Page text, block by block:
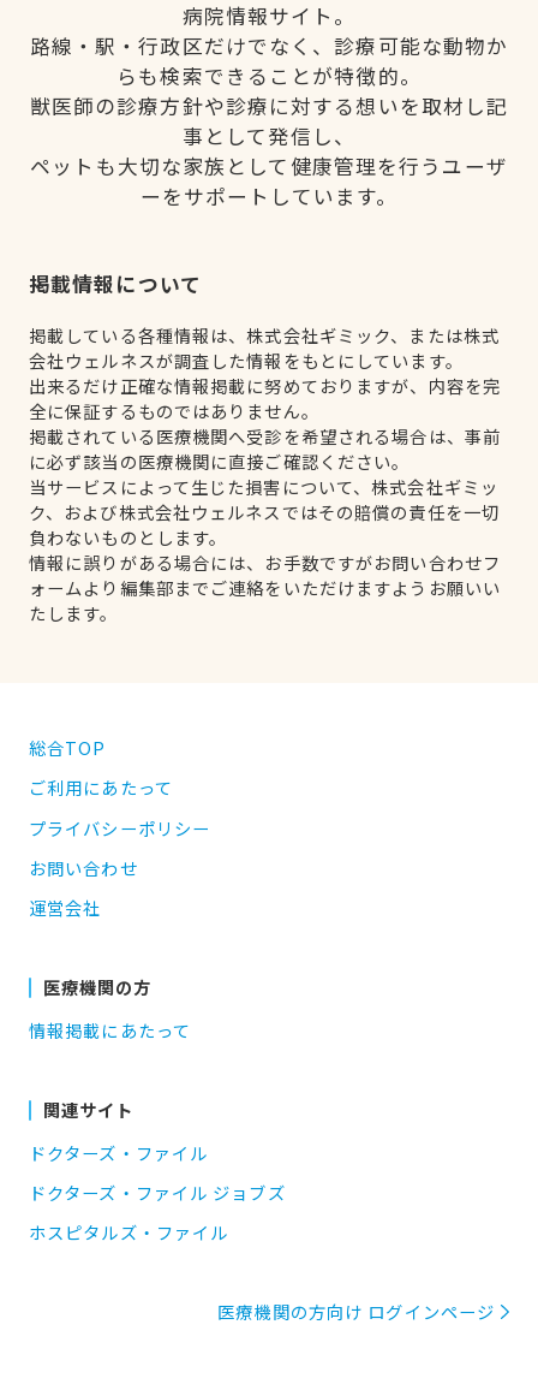
病院情報サイト。
路線・駅・行政区だけでなく、診療可能な動物か
らも検索できることが特徴的。
獣医師の診療方針や診療に対する想いを取材し記
事として発信し、
ペットも大切な家族として健康管理を行うユーザ
ーをサポートしています。
掲載情報について
掲載している各種情報は、株式会社ギミック、または株式
会社ウェルネスが調査した情報をもとにしています。
出来るだけ正確な情報掲載に努めておりますが、内容を完
全に保証するものではありません。
掲載されている医療機関へ受診を希望される場合は、事前
に必ず該当の医療機関に直接ご確認ください。
当サービスによって生じた損害について、株式会社ギミッ
ク、および株式会社ウェルネスではその賠償の責任を一切
負わないものとします。
情報に誤りがある場合には、お手数ですがお問い合わせフ
ォームより編集部までご連絡をいただけますようお願いい
たします。
総合TOP
ご利用にあたって
プライバシーポリシー
お問い合わせ
運営会社
医療機関の方
情報掲載にあたって
関連サイト
ドクターズ・ファイル
ドクターズ・ファイル ジョブズ
ホスピタルズ・ファイル
医療機関の方向け ログインページ